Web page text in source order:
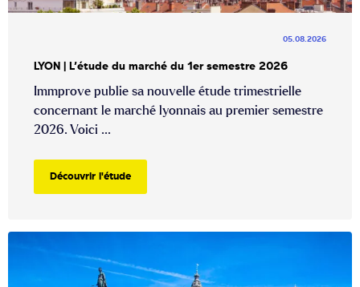
05.08.2026
LYON | L’étude du marché du 1er semestre 2026
Immprove publie sa nouvelle étude trimestrielle
concernant le marché lyonnais au premier semestre
2026. Voici ...
Découvrir l'étude